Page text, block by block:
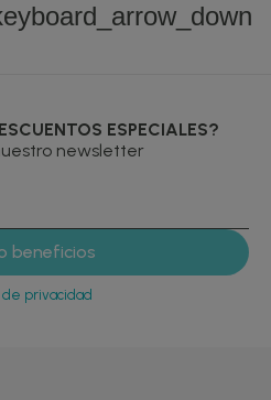
ESPECIALES?
newsletter
privacidad